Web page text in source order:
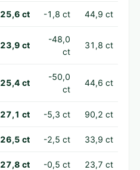
25,6 ct -1,8 ct 44,9 ct
23,9 ct
-48,0
ct
31,8 ct
25,4 ct
-50,0
ct
44,6 ct
27,1 ct -5,3 ct 90,2 ct
26,5 ct -2,5 ct 33,9 ct
27,8 ct -0,5 ct 23,7 ct